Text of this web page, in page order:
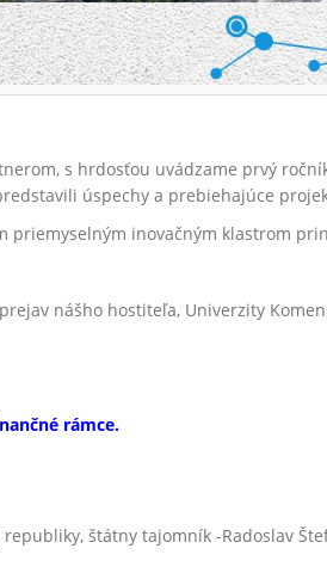
s hrdosťou uvádzame prvý
úspechy a prebiehajúce
priemyselným inovačným klastrom
nášho hostiteľa, Univerzity
rámce.
štátny tajomník -Radoslav